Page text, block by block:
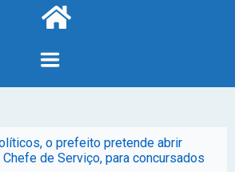
o prefeito pretende abrir
de Serviço, para concursados